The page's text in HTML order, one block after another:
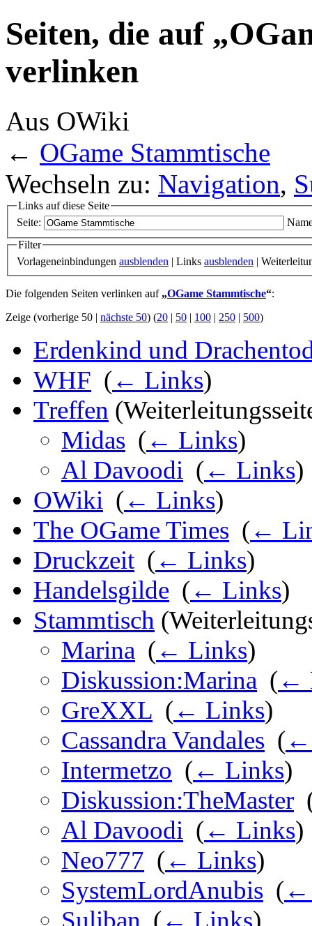
Seiten, die auf
verlinken
Aus OWiki
← OGame Stammtische
Wechseln zu: Navigation,
Links auf diese Seite
Seite:
Filter
Vorlageneinbindungen ausblenden | Links ausblenden |
Die folgenden Seiten verlinken auf „OGame Stammtische“:
Zeige (vorherige 50 | nächste 50) (20 | 50 | 100 | 250 | 500)
Erdenkind und
WHF (← Links)
Treffen
Midas (← Links)
Al Davoodi (← Links)
OWiki (← Links)
The OGame Times (←
Druckzeit (← Links)
Handelsgilde (← Links)
Stammtisch
Marina (← Links)
Diskussion:Marina (←
GreXXL (← Links)
Cassandra Vandales (←
Intermetzo (← Links)
Diskussion:TheMaster
Al Davoodi (← Links)
Neo777 (← Links)
SystemLordAnubis (←
Suliban (← Links)